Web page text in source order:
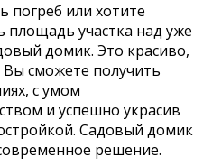
погреб или хотите
площадь участка над уже
домик. Это красиво,
сможете получить
с умом
и успешно украсив
Садовый домик
решение.